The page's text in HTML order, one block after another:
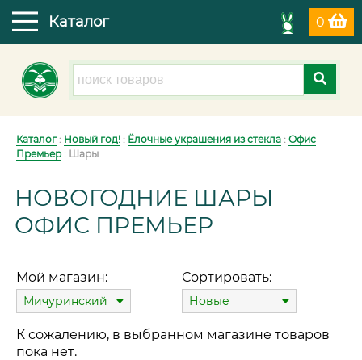
0
Каталог
Каталог: Новый год! : Ёлочные украшения из стекла : Офис
Премьер : Шары
НОВОГОДНИЕ ШАРЫ
ОФИС ПРЕМЬЕР
Мой магазин:
Мичуринский
Сортировать:
Новые
К сожалению, в выбранном магазине товаров
пока нет.